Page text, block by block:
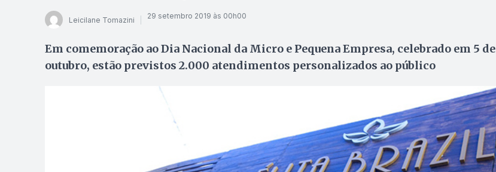
Leicilane Tomazini 29 setembro 2019 às 00h00
Em comemoração ao Dia Nacional da Micro e Pequena Empresa, celebrado em 5 de
outubro, estão previstos 2.000 atendimentos personalizados ao público